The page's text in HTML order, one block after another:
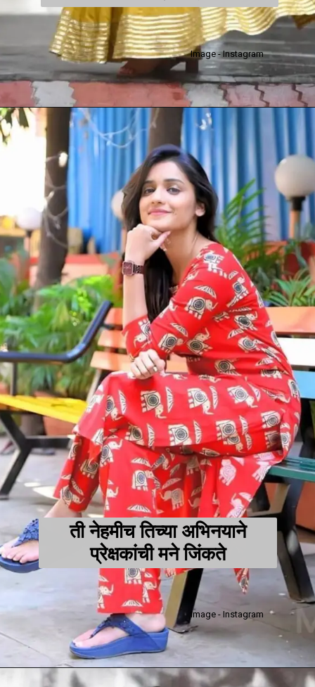
ओळखले जाते
Image - Instagram
ती नेहमीच तिच्या अभिनयाने
प्रेक्षकांची मने जिंकते
Image - Instagram